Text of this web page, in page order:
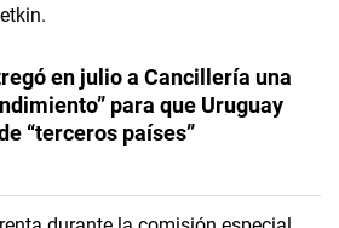
en julio a Cancillería una
para que Uruguay
“terceros países”